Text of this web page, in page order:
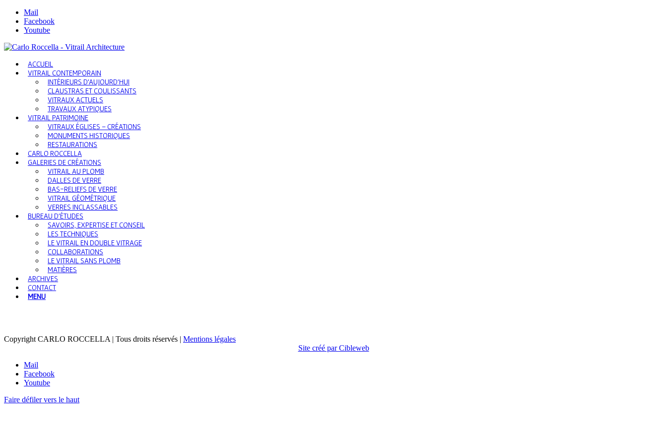
Mail
Facebook
Youtube
ACCUEIL
VITRAIL CONTEMPORAIN
INTÉRIEURS D’AUJOURD’HUI
CLAUSTRAS ET COULISSANTS
VITRAUX ACTUELS
TRAVAUX ATYPIQUES
VITRAIL PATRIMOINE
VITRAUX ÉGLISES – CRÉATIONS
MONUMENTS HISTORIQUES
RESTAURATIONS
CARLO ROCCELLA
GALERIES DE CRÉATIONS
VITRAIL AU PLOMB
DALLES DE VERRE
BAS-RELIEFS DE VERRE
VITRAIL GÉOMÉTRIQUE
VERRES INCLASSABLES
BUREAU D’ÉTUDES
SAVOIRS, EXPERTISE ET CONSEIL
LES TECHNIQUES
LE VITRAIL EN DOUBLE VITRAGE
COLLABORATIONS
LE VITRAIL SANS PLOMB
MATIÈRES
ARCHIVES
CONTACT
MENU
Copyright CARLO ROCCELLA | Tous droits réservés | Mentions légales
Site créé par Cibleweb
Mail
Facebook
Youtube
Faire défiler vers le haut